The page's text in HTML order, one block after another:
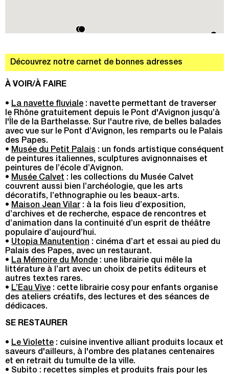
Découvrez notre carnet de bonnes adresses
À VOIR/À FAIRE
• La navette fluviale : navette permettant de traverser
le Rhône gratuitement depuis le Pont d'Avignon jusqu’à
l'Île de la Barthelasse. Sur l'autre rive, de belles balades
avec vue sur le Pont d’Avignon, les remparts ou le Palais
des Papes.
• Musée du Petit Palais : un fonds artistique conséquent
de peintures italiennes, sculptures avignonnaises et
peintures de l’école d’Avignon.
• Musée Calvet : les collections du Musée Calvet
couvrent aussi bien l’archéologie, que les arts
décoratifs, l’ethnographie ou les beaux-arts.
• Maison Jean Vilar : à la fois lieu d’exposition,
d’archives et de recherche, espace de rencontres et
d’animation dans la continuité d’un esprit de théâtre
populaire d’aujourd’hui.
• Utopia Manutention : cinéma d’art et essai au pied du
Palais des Papes, avec un restaurant.
• La Mémoire du Monde : une librairie qui mêle la
littérature à l’art avec un choix de petits éditeurs et
autres textes rares.
• L’Eau Vive : cette librairie cosy pour enfants organise
des ateliers créatifs, des lectures et des séances de
dédicaces.
SE RESTAURER
• Le Violette : cuisine inventive alliant produits locaux et
saveurs d'ailleurs, à l'ombre des platanes centenaires
et en retrait du tumulte de la ville.
• Subito : recettes simples et produits frais pour les